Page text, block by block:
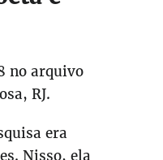
no arquivo
RJ.
era
Nisso, ela